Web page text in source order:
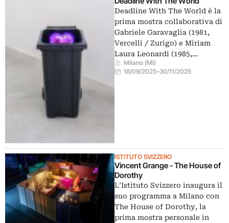
Deadline With The World è la
prima mostra collaborativa di
Gabriele Garavaglia (1981,
Vercelli / Zurigo) e Miriam
Laura Leonardi (1985,…
Milano (MI)
18/09/2025–30/11/2025
ISTITUTO SVIZZERO
Vincent Grange - The House of
Dorothy
L’Istituto Svizzero inaugura il
suo programma a Milano con
The House of Dorothy, la
prima mostra personale in